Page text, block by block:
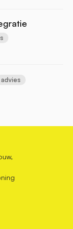
advies